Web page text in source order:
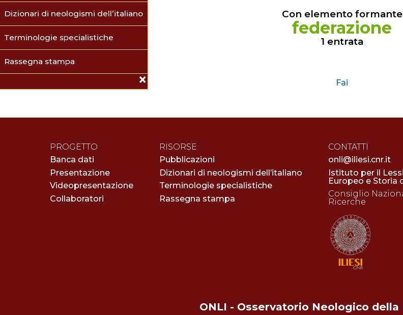
Dizionari di neologismi dell’italiano
Terminologie specialistiche
Rassegna stampa
Con elemento formante
federazione
1 entrata
Fai
PROGETTO
Banca dati
Presentazione
Videopresentazione
Collaboratori
RISORSE
Pubblicazioni
Dizionari di neologismi dell’italiano
Terminologie specialistiche
Rassegna stampa
CONTATTI
onli@iliesi.cnr.it
Istituto per il
Europeo e Storia
Consiglio
Ricerche
ONLI - Osservatorio Neologico